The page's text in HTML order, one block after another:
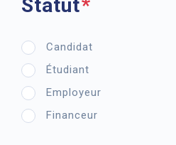
Statut
Candidat
Étudiant
Employeur
Financeur